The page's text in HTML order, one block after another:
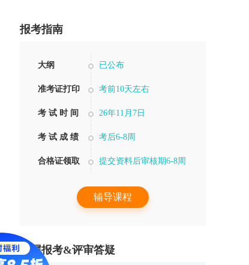
报考指南
大纲 已公布
准考证打印 考前10天左右
考 试 时 间 26年11月7日
考 试 成 绩 考后6-8周
合格证领取 提交资料后审核期6-8周
辅导课程
专属报考&评审答疑